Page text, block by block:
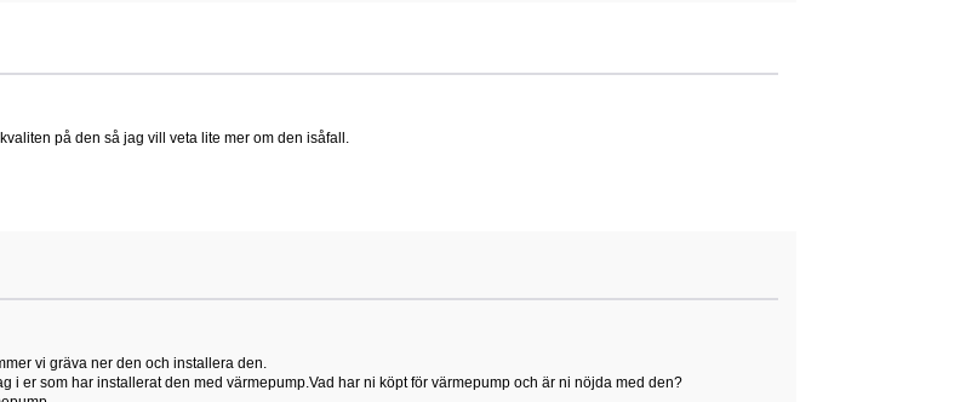
på den så jag vill veta lite mer om den isåfall.
vi gräva ner den och installera den.
i er som har installerat den med värmepump.Vad har ni köpt för värmepump och är ni nöjda med den?